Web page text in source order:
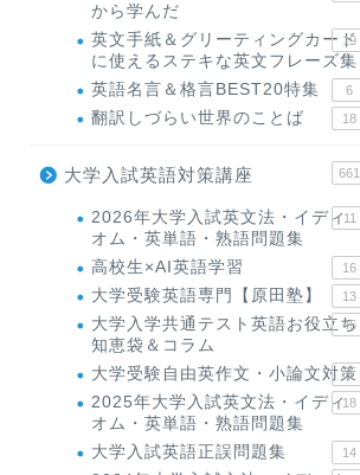
から学んだ
英文手紙＆グリーティングカード
に使えるステキな英文フレーズ集
19
英語名言＆格言BEST20特集 6
翻訳しづらい世界のことば 18
大学入試英語対策講座 661
2026年大学入試英文法・イディ
オム・英単語・熟語問題集
11
高校生×AI英語学習 16
大学受験英語専門【原田塾】 13
大学入学共通テスト英語お役立ち
知恵袋＆コラム
45
大学受験自由英作文・小論文対策
8
2025年大学入試英文法・イディ
オム・英単語・熟語問題集
18
大学入試英語正誤問題集 14